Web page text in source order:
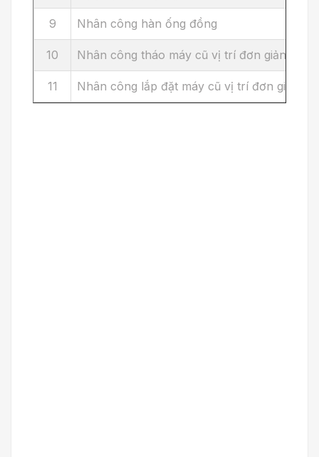
9 Nhân công hàn ống đồng
10 Nhân công tháo máy cũ vị trí đơn giản
11 Nhân công lắp đặt máy cũ vị trí đơn giản